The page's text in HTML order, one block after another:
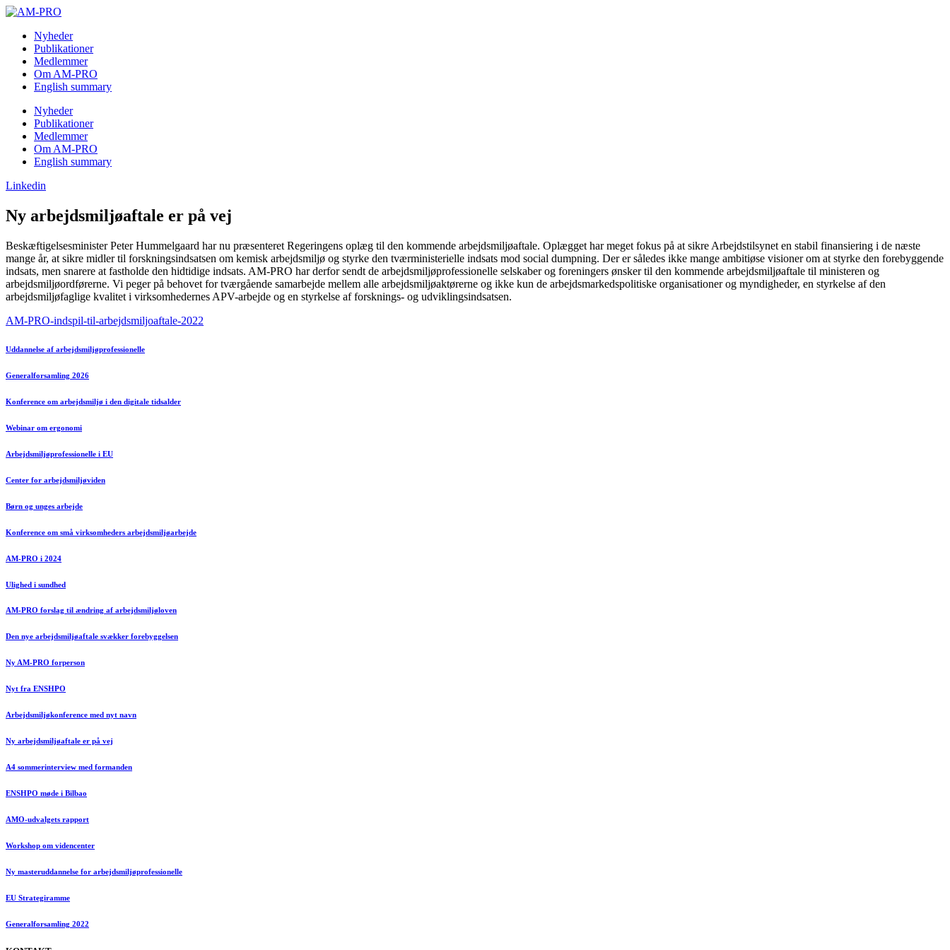
Skip
contentNyheder
Publikationer
Medlemmer
Om AM-PRO
English summary
Nyheder
Publikationer
Medlemmer
Om AM-PRO
English summary
Linkedin
Ny arbejdsmiljøaftale er på vej
Beskæftigelsesminister Peter Hummelgaard har nu præsenteret Regeringens oplæg til den kommende arbejdsmiljøaftale. Oplægget har meget fokus på at sikre Arbejdstilsynet en stabil finansiering i de næste
mange år, at sikre midler til forskningsindsatsen om kemisk arbejdsmiljø og styrke den tværministerielle indsats mod social dumpning. Der er således ikke mange ambitiøse visioner om at styrke den forebyggende
indsats, men snarere at fastholde den hidtidige indsats. AM-PRO har derfor sendt de arbejdsmiljøprofessionelle selskaber og foreningers ønsker til den kommende arbejdsmiljøaftale til ministeren og
arbejdsmiljøordførerne. Vi peger på behovet for tværgående samarbejde mellem alle arbejdsmiljøaktørerne og ikke kun de arbejdsmarkedspolitiske organisationer og myndigheder, en styrkelse af den
arbejdsmiljøfaglige kvalitet i virksomhedernes APV-arbejde og en styrkelse af forsknings- og udviklingsindsatsen.
AM-PRO-indspil-til-arbejdsmiljoaftale-2022
Uddannelse af arbejdsmiljøprofessionelle
Generalforsamling 2026
Konference om arbejdsmiljø i den digitale tidsalder
Webinar om ergonomi
Arbejdsmiljøprofessionelle i EU
Center for arbejdsmiljøviden
Børn og unges arbejde
Konference om små virksomheders arbejdsmiljøarbejde
AM-PRO i 2024
Ulighed i sundhed
AM-PRO forslag til ændring af arbejdsmiljøloven
Den nye arbejdsmiljøaftale svækker forebyggelsen
Ny AM-PRO forperson
Nyt fra ENSHPO
Arbejdsmiljøkonference med nyt navn
Ny arbejdsmiljøaftale er på vej
A4 sommerinterview med formanden
ENSHPO møde i Bilbao
AMO-udvalgets rapport
Workshop om videncenter
Ny masteruddannelse for arbejdsmiljøprofessionelle
EU Strategiramme
Generalforsamling 2022